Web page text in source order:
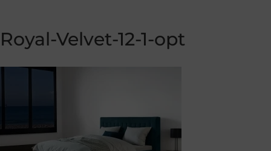
Royal-Velvet-12-1-opt